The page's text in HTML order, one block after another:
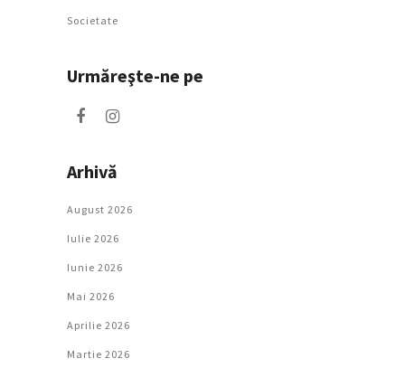
Societate
Urmăreşte-ne pe
Arhivă
August 2026
Iulie 2026
Iunie 2026
Mai 2026
Aprilie 2026
Martie 2026